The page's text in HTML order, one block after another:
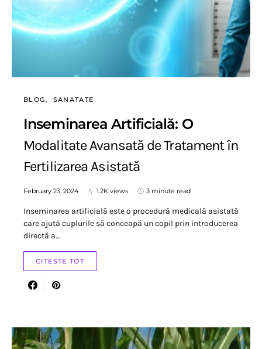
BLOG SANATATE
Inseminarea Artificială: O
Modalitate Avansată de Tratament în
Fertilizarea Asistată
February 23, 2024 1.2K views 3 minute read
Inseminarea artificială este o procedură medicală asistată
care ajută cuplurile să conceapă un copil prin introducerea
directă a…
CITESTE TOT